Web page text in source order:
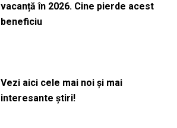
vacanță în 2026. Cine pierde acest
beneficiu
Vezi aici cele mai noi și mai
interesante știri!